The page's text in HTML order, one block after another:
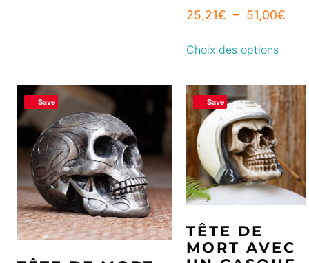
25,21€ – 51,00€
Choix des options
Save Save
TÊTE DE
MORT AVEC